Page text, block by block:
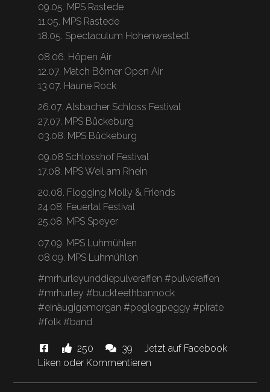
09.05. MPS Rastede
11.05. MPS Rastede
18.05. Spectaculum Hohenwestedt
08.06. Höpen Air
12.07. Match Börner Open Air
13.07. Haune Rock
26.07. Alsbacher Schloss Festival
27.07. MPS Bückeburg
03.08. MPS Bückeburg
09.08 Schlosshof Festival
17.08. MPS Weil am Rhein
20.08. Flogging Molly & Friends
24.08. Feuertal Festival
25.08. MPS Speyer
07.09. MPS Luhmühlen
08.09. MPS Luhmühlen
#mrhurleyunddiepulveraffen #pulveraffen
#mrhurley #buckteethbannock
#einäugigemorgan #peglegpeggy #pirate
#folk #band
Diese
News
250
Likes
und
39 Kommentare.
Jetzt auf Facebook
Liken oder Kommentieren